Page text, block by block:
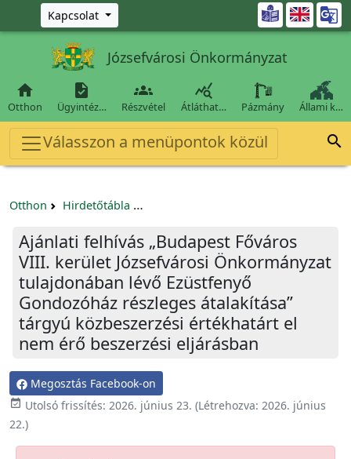
Ugrás a fő tartalomra
Kapcsolat 
Józsefvárosi Önkormányzat

Otthon

Ügyintéz…

Részvétel

Átláthat… Pázmány Állami k…
Válasszon a menüpontok közül 
Otthon Hirdetőtábla
Ajánlati felhívás „Budapest Főváros
VIII. kerület Józsefvárosi Önkormányzat
tulajdonában lévő Ezüstfenyő
Gondozóház részleges átalakítása”
tárgyú közbeszerzési értékhatárt el
nem érő beszerzési eljárásban
Megosztás Facebook-on
 Utolsó frissítés: 2026. június 23. (Létrehozva: 2026. június
22.)